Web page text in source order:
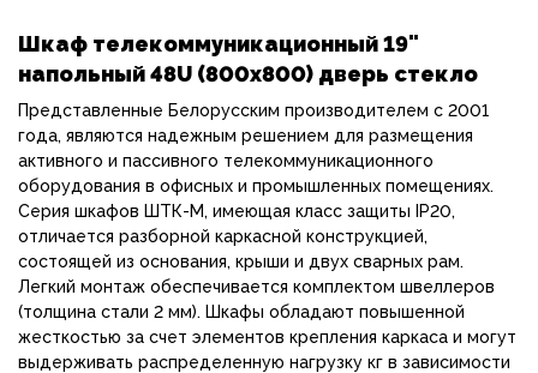
Шкаф телекоммуникационный 19"
напольный 48U (800х800) дверь стекло
Представленные Белорусским производителем с 2001
года, являются надежным решением для размещения
активного и пассивного телекоммуникационного
оборудования в офисных и промышленных помещениях.
Серия шкафов ШТК-М, имеющая класс защиты IP20,
отличается разборной каркасной конструкцией,
состоящей из основания, крыши и двух сварных рам.
Легкий монтаж обеспечивается комплектом швеллеров
(толщина стали 2 мм). Шкафы обладают повышенной
жесткостью за счет элементов крепления каркаса и могут
выдерживать распределенную нагрузку кг в зависимости